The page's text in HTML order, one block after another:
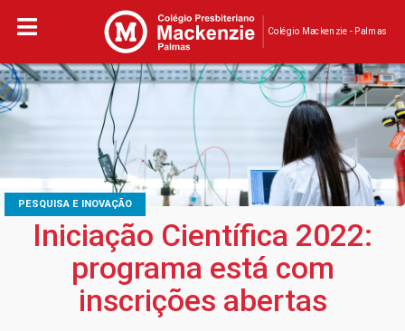
Colégio Mackenzie - Palmas
PESQUISA E INOVAÇÃO
Iniciação Científica 2022:
programa está com
inscrições abertas